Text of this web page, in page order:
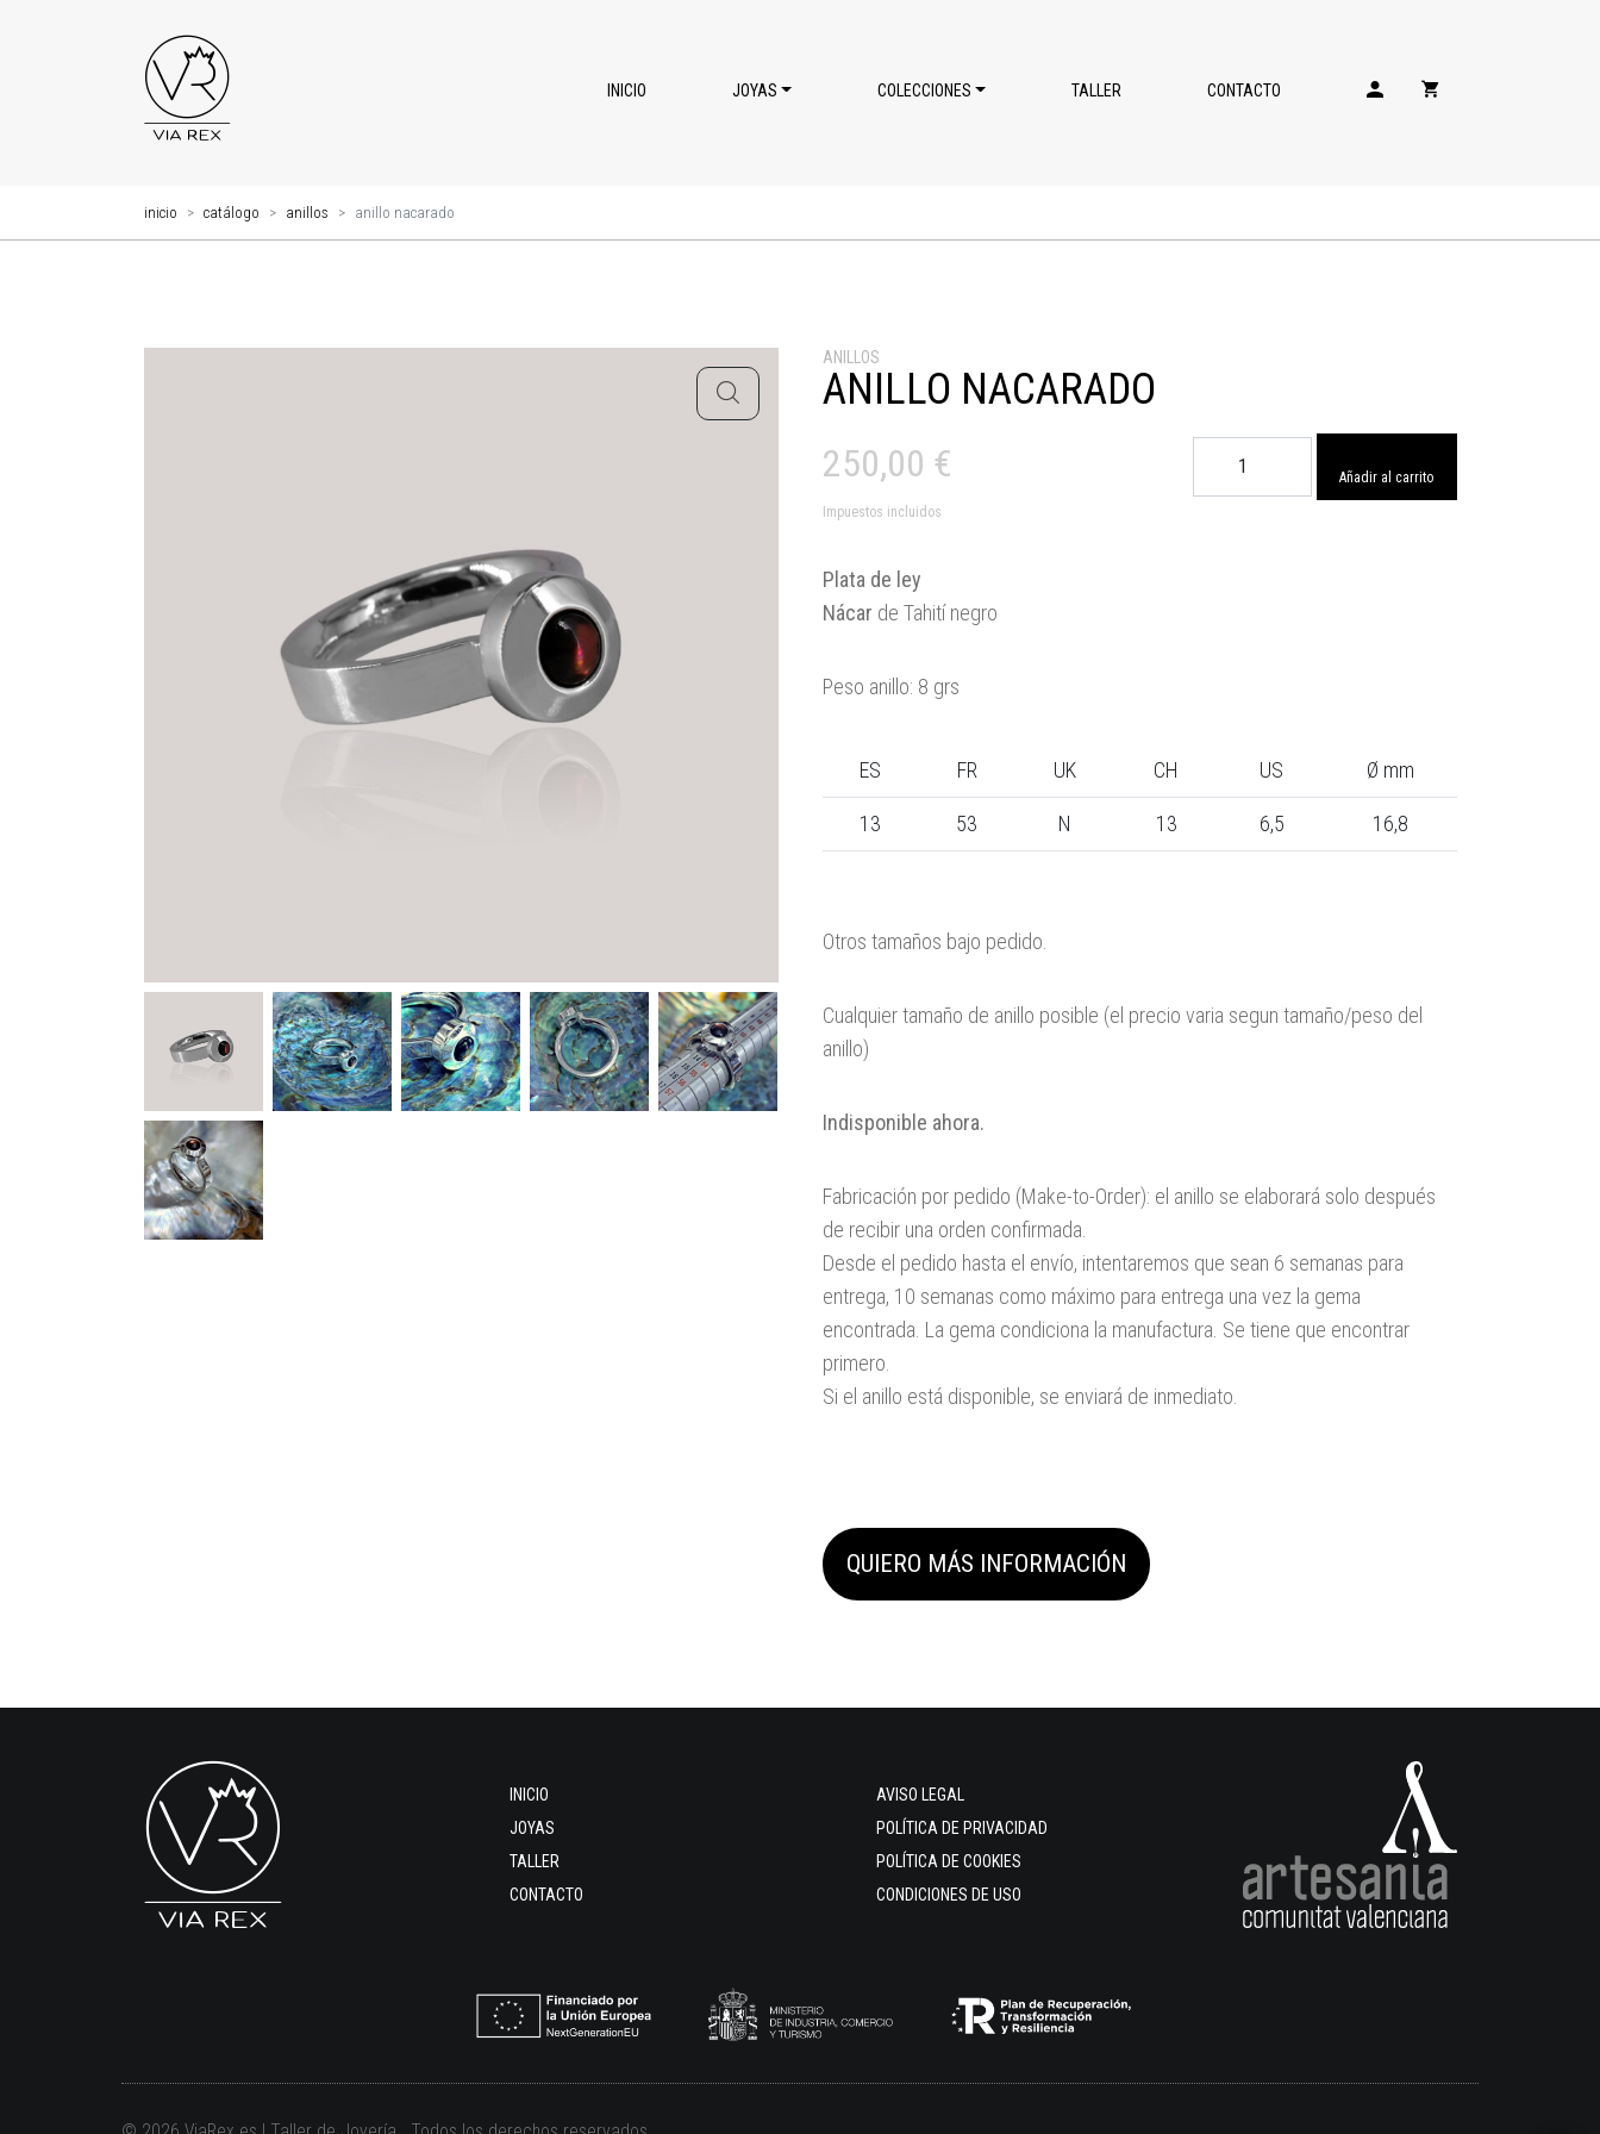
INICIO JOYAS COLECCIONES TALLER CONTACTO
inicio catálogo anillos anillo nacarado
ANILLOS
ANILLO NACARADO
250,00 €
Impuestos incluidos
Nacarado
cantidad
Añadir al carrito
Plata de ley
Nácar de Tahití negro
Peso anillo: 8 grs
ES FR UK CH US Ø mm
13 53 N 13 6,5 16,8
Otros tamaños bajo pedido.
Cualquier tamaño de anillo posible (el precio varia segun tamaño/peso del
anillo)
Indisponible ahora.
Fabricación por pedido (Make-to-Order): el anillo se elaborará solo después
de recibir una orden confirmada.
Desde el pedido hasta el envío, intentaremos que sean 6 semanas para
entrega, 10 semanas como máximo para entrega una vez la gema
encontrada. La gema condiciona la manufactura. Se tiene que encontrar
primero.
Si el anillo está disponible, se enviará de inmediato.
QUIERO MÁS INFORMACIÓN
INICIO
JOYAS
TALLER
CONTACTO
AVISO LEGAL
POLÍTICA DE PRIVACIDAD
POLÍTICA DE COOKIES
CONDICIONES DE USO